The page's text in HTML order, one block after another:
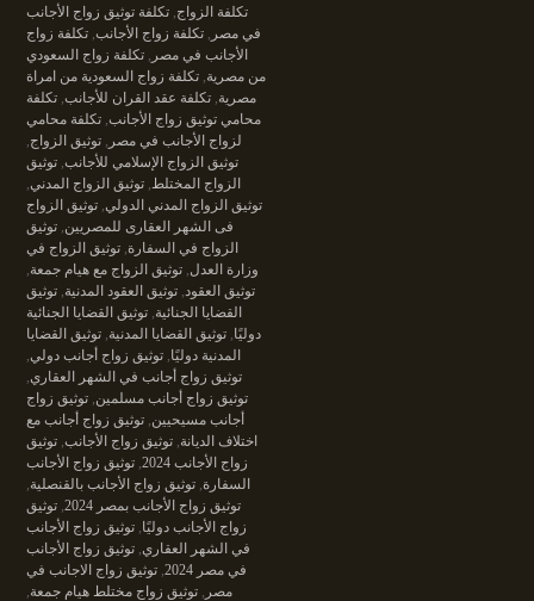
تكلفة الزواج, تكلفة توثيق زواج الأجانب
في مصر , تكلفة زواج الأجانب, تكلفة زواج
الأجانب في مصر , تكلفة زواج السعودي
من مصرية, تكلفة زواج السعودية من امراة
مصرية, تكلفة عقد القران للأجانب, تكلفة
محامي توثيق زواج الأجانب, تكلفة محامي
لزواج الأجانب في مصر , توثيق الزواج,
توثيق الزواج الإسلامي للأجانب, توثيق
الزواج المختلط, توثيق الزواج المدني,
توثيق الزواج المدني الدولي, توثيق الزواج
فى الشهر العقارى للمصريين, توثيق
الزواج في السفارة, توثيق الزواج في
وزارة العدل, توثيق الزواج مع هيام جمعة,
توثيق العقود, توثيق العقود المدنية, توثيق
القضايا الجنائية, توثيق القضايا الجنائية
دوليًا, توثيق القضايا المدنية, توثيق القضايا
المدنية دوليًا, توثيق زواج أجانب دولي,
توثيق زواج أجانب في الشهر العقاري,
توثيق زواج أجانب مسلمين, توثيق زواج
أجانب مسيحيين, توثيق زواج أجانب مع
اختلاف الديانة, توثيق زواج الأجانب, توثيق
زواج الأجانب 2024
, توثيق زواج الأجانب
السفارة, توثيق زواج الأجانب بالقنصلية,
توثيق زواج الأجانب بمصر 2024
, توثيق
زواج الأجانب دوليًا, توثيق زواج الأجانب
في الشهر العقاري, توثيق زواج الأجانب
في مصر 2024
, توثيق زواج الاجانب في
مصر , توثيق زواج مختلط هيام جمعة,